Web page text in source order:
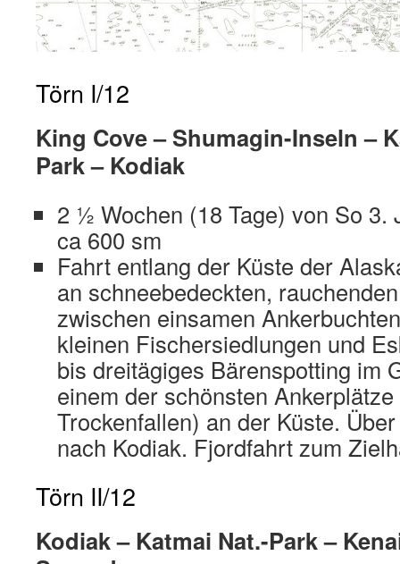
Törn I/12
King Cove – Shumagin-Inseln –
Park – Kodiak
2 ½ Wochen (18 Tage) von So 3.
ca 600 sm
Fahrt entlang der Küste der
an schneebedeckten,
zwischen einsamen
kleinen Fischersiedlungen und
bis dreitägiges Bärenspotting im
einem der schönsten
Trockenfallen) an der Küste.
nach Kodiak. Fjordfahrt zum
Törn II/12
Kodiak – Katmai Nat.-Park –